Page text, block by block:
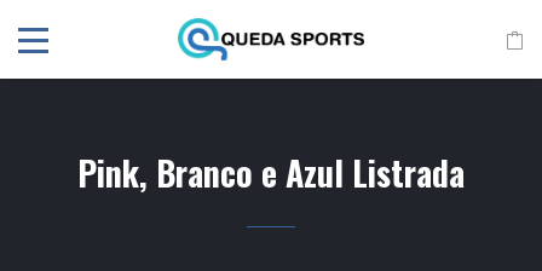
Pink, Branco e Azul Listrada